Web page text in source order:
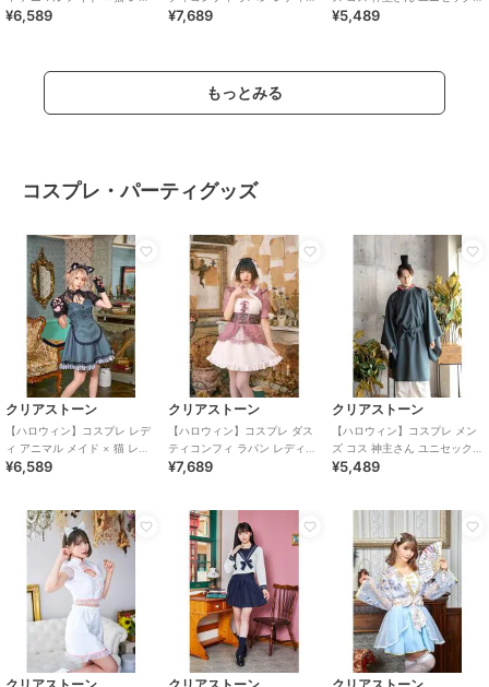
ィース グレー
¥6,589
ス ピンク
¥7,689
ブルー
¥5,489
もっとみる
コスプレ・パーティグッズ
クリアストーン
【ハロウィン】コスプレ レデ
ィ アニマル メイド × 猫 レデ
ィース グレー
¥6,589
クリアストーン
【ハロウィン】コスプレ ダス
ティコンフィ ラパン レディー
ス ピンク
¥7,689
クリアストーン
【ハロウィン】コスプレ メン
ズ コス 神主さん ユニセックス
ブルー
¥5,489